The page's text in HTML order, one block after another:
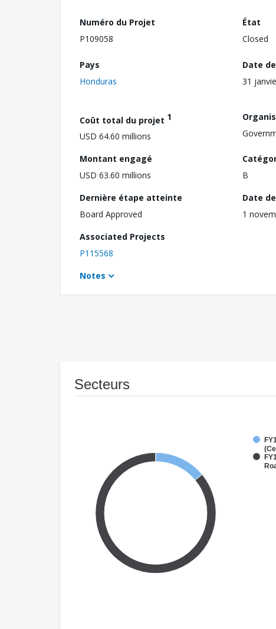
Numéro du Projet
P109058
État
Closed
Pays
Honduras
Date
31
Coût total du projet 1
USD 64.60 millions
Montant engagé
USD 63.60 millions
B
Dernière étape atteinte
Board Approved
Date
1
Associated Projects
P115568
Notes
Secteurs